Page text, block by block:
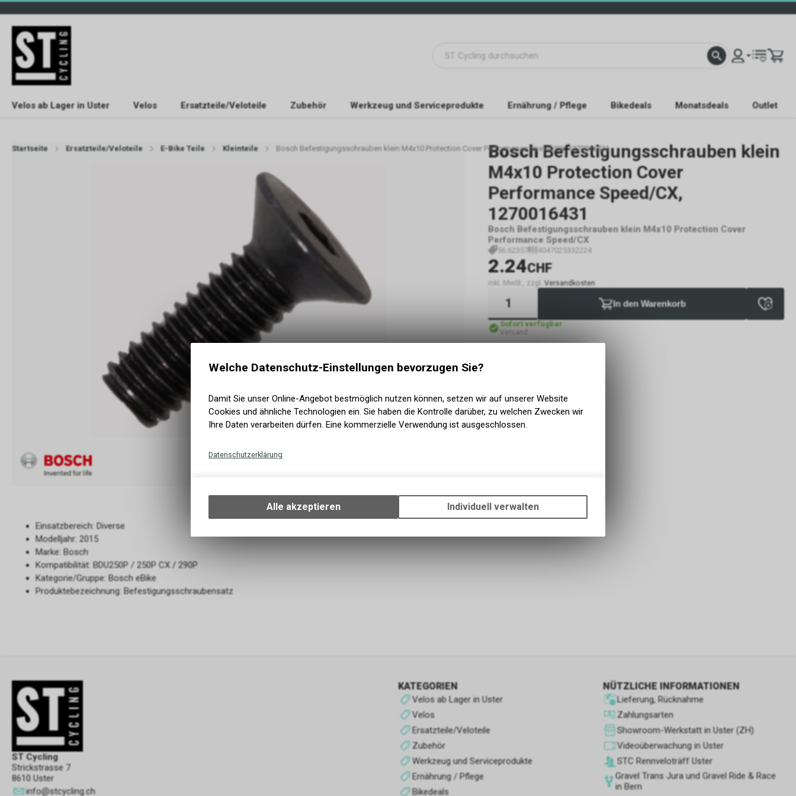
Velos ab Lager in Uster Velos Ersatzteile/Veloteile Zubehör Werkzeug und Serviceprodukte Ernährung / Pflege Bikedeals Monatsdeals Outlet
Startseite Ersatzteile/Veloteile E-Bike Teile Kleinteile Bosch Befestigungsschrauben klein M4x10 Protection Cover Performance Speed/CX, 1270016431
Bosch Befestigungsschrauben klein
M4x10 Protection Cover
Performance Speed/CX,
1270016431
Bosch Befestigungsschrauben klein M4x10 Protection Cover
Performance Speed/CX
56.62357 4047025332224
2.24CHF
inkl. MwSt., zzgl. Versandkosten
In den Warenkorb
Sofort verfügbar
Versand
Einsatzbereich: Diverse
Modelljahr: 2015
Marke: Bosch
Kompatibilität: BDU250P / 250P CX / 290P
Kategorie/Gruppe: Bosch eBike
Produktebezeichnung: Befestigungsschraubensatz
ST Cycling
Strickstrasse 7
8610 Uster
info@stcycling.ch
KATEGORIEN
Velos ab Lager in Uster
Velos
Ersatzteile/Veloteile
Zubehör
Werkzeug und Serviceprodukte
Ernährung / Pflege
Bikedeals
NÜTZLICHE INFORMATIONEN
Lieferung, Rücknahme
Zahlungsarten
Showroom-Werkstatt in Uster (ZH)
Videoüberwachung in Uster
STC Rennve­loträff Uster
Gravel Trans Jura und Gravel Ride & Race
in Bern
Welche Datenschutz-Einstellungen bevorzugen Sie?
Damit Sie unser Online-Angebot bestmöglich nutzen können, setzen wir auf unserer Website
Cookies und ähnliche Technologien ein. Sie haben die Kontrolle darüber, zu welchen Zwecken wir
Ihre Daten verarbeiten dürfen. Eine kommerzielle Verwendung ist ausgeschlossen.
Datenschutzerklärung
Ihrem Gerät, um die grundlegenden Funktionen unseres Online-Angebots, wie die
Verwendung des Warenkorbs, zu ermöglichen. Bitte beachten Sie, dass die
zulassen.
Sie sind diejenigen, die Informationen über die Anzeigen sammeln, die den
Benutzern der Website angezeigt werden. Sie können anonym sein, wenn sie nur
Informationen über die angezeigten Werbeflächen sammeln, ohne den Benutzer
zu identifizieren, oder personalisiert, wenn sie personenbezogene Daten des
Benutzers des Shops durch einen Dritten sammeln, um diese Werbeflächen zu
Sie sammeln Informationen über das Surferlebnis des Benutzers im Geschäft,
Alle akzeptieren Individuell verwalten